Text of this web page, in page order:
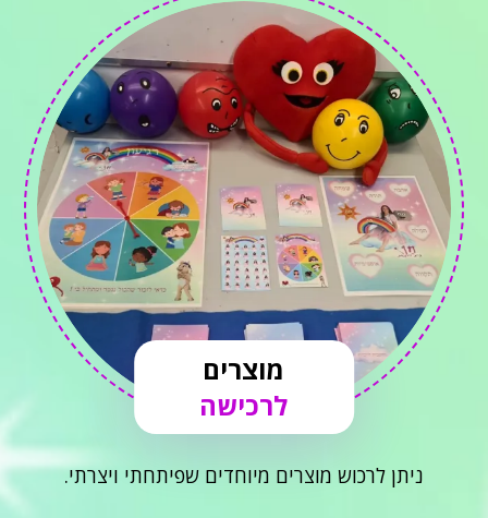
מוצרים
לרכישה
ניתן לרכוש מוצרים מיוחדים שפיתחתי ויצרתי.